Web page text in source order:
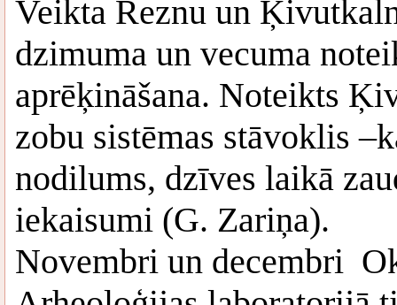
Veikta Reznu un
dzimuma un vecuma
aprēķināšana. Noteikts
zobu sistēmas stāvoklis
nodilums, dzīves laikā
iekaisumi (G. Zariņa).
Novembri un decembri